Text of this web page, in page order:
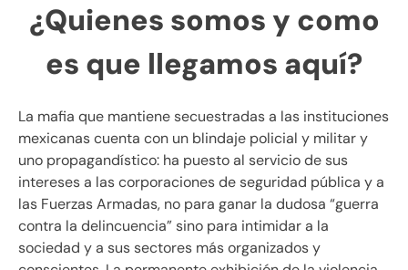
¿Quienes somos y como
es que llegamos aquí?
La mafia que mantiene secuestradas a las instituciones
mexicanas cuenta con un blindaje policial y militar y
uno propagandístico: ha puesto al servicio de sus
intereses a las corporaciones de seguridad pública y a
las Fuerzas Armadas, no para ganar la dudosa “guerra
contra la delincuencia” sino para intimidar a la
sociedad y a sus sectores más organizados y